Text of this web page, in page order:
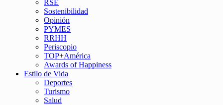
RSE
Sostenibilidad
Opinión
PYMES
RRHH
Periscopio
TOP+América
Awards of Happiness
Estilo de Vida
Deportes
Turismo
Salud